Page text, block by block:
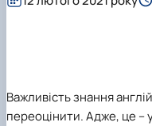
фахових текстів"
Важливість знання
переоцінити. Адже, це –